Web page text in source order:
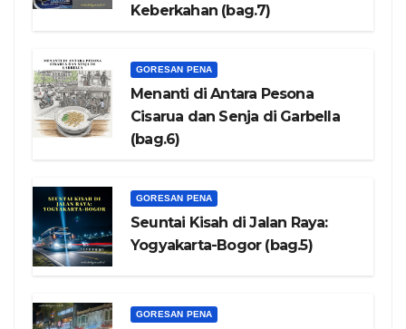
Keberkahan (bag.7)
GORESAN PENA
Menanti di Antara Pesona
Cisarua dan Senja di Garbella
(bag.6)
GORESAN PENA
Seuntai Kisah di Jalan Raya:
Yogyakarta-Bogor (bag.5)
GORESAN PENA